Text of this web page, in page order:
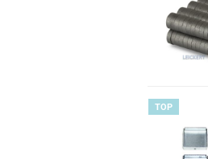
TOP